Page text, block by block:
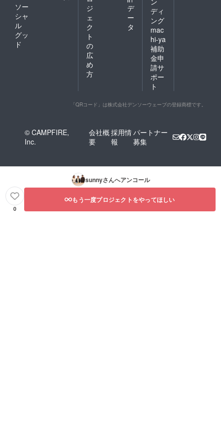
ソー
シャ
ル
グッ
ド
ジ
ェ
ク
ト
の
広
め
方
デ
ー
タ
ディ
ング
mac
hi-ya
補助
金申
請サ
ポー
ト
「QRコード」は株式会社デンソーウェーブの登録商標です。
© CAMPFIRE,
Inc.
会社概
要
採用情
報
パートナー
募集
sunnyさんへアンコール
0
もう一度プロジェクトをやってほしい